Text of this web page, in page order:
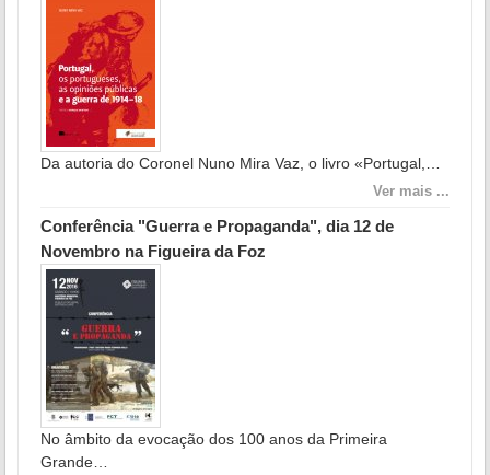
Da autoria do Coronel Nuno Mira Vaz, o livro «Portugal,…
Ver mais ...
Conferência "Guerra e Propaganda", dia 12 de
Novembro na Figueira da Foz
No âmbito da evocação dos 100 anos da Primeira
Grande…